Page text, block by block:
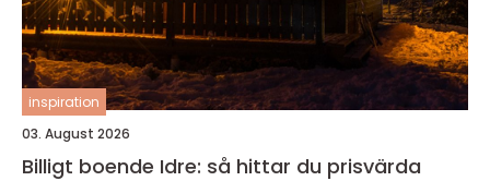
inspiration
03. August 2026
Billigt boende Idre: så hittar du prisvärda